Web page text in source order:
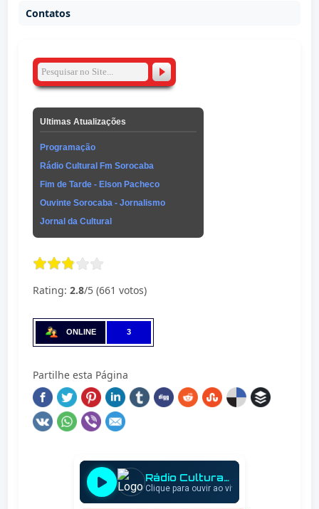
Contatos
Ultimas Atualizações
Programação
Rádio Cultural Fm Sorocaba
Fim de Tarde - Elson Pacheco
Ouvinte Sorocaba - Jornalismo
Jornal da Cultural
Rating:2.8/5 (661 votos)
ONLINE 3
Partilhe esta Página